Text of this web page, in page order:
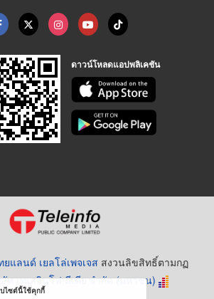
ดาวน์โหลดแอปพลิเคชัน
ยแลนด์ เยลโล่เพจเจส สงวนลิขสิทธิ์ตามกฏ
ท เทเลอินโฟ มีเดีย จำกัด (มหาชน)
บไซต์นี้ใช้คุกกี้